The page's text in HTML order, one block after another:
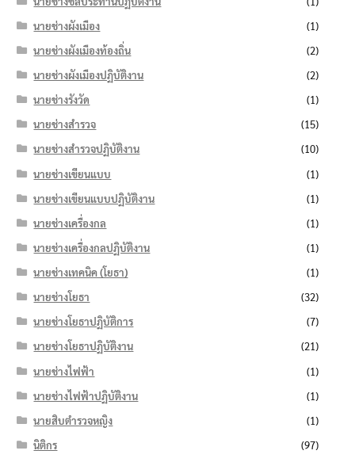
นายช่างผังเมือง
(1)
นายช่างผังเมืองท้องถิ่น
(2)
นายช่างผังเมืองปฏิบัติงาน
(2)
นายช่างรังวัด
(1)
นายช่างสำรวจ
(15)
นายช่างสำรวจปฏิบัติงาน
(10)
นายช่างเขียนแบบ
(1)
นายช่างเขียนแบบปฏิบัติงาน
(1)
นายช่างเครื่องกล
(1)
นายช่างเครื่องกลปฏิบัติงาน
(1)
นายช่างเทคนิค (โยธา)
(1)
นายช่างโยธา
(32)
นายช่างโยธาปฏิบัติการ
(7)
นายช่างโยธาปฏิบัติงาน
(21)
นายช่างไฟฟ้า
(1)
นายช่างไฟฟ้าปฏิบัติงาน
(1)
นายสิบตำรวจหญิง
(1)
นิติกร
(97)